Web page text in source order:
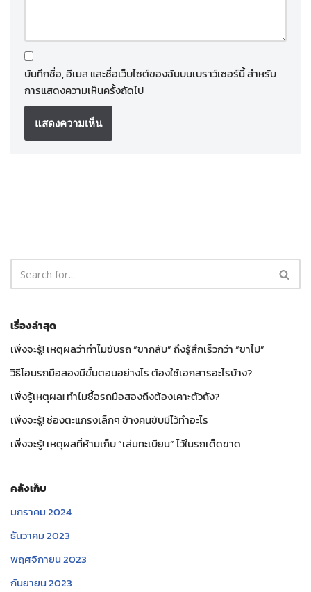
บันทึกชื่อ, อีเมล และชื่อเว็บไซต์ของฉันบนเบราว์เซอร์นี้ สำหรับ
การแสดงความเห็นครั้งถัดไป
เรื่องล่าสุด
เพิ่งจะรู้! เหตุผลว่าทำไมขับรถ “ขากลับ” ถึงรู้สึกเร็วกว่า “ขาไป”
วิธีโอนรถมือสองมีขั้นตอนอย่างไร ต้องใช้เอกสารอะไรบ้าง?
เพิ่งรู้เหตุผล! ทำไมซื้อรถมือสองถึงต้องเคาะตัวถัง?
เพิ่งจะรู้! ช่องตะแกรงเล็กๆ ข้างคนขับมีไว้ทำอะไร
เพิ่งจะรู้! เหตุผลที่ห้ามเก็บ “เล่มทะเบียน” ไว้ในรถเด็ดขาด
คลังเก็บ
มกราคม 2024
ธันวาคม 2023
พฤศจิกายน 2023
กันยายน 2023